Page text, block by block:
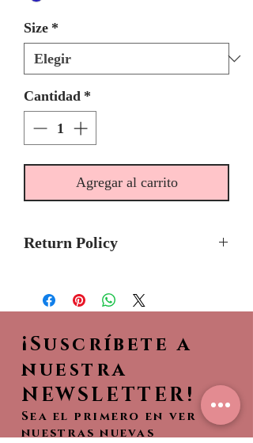
Size *
Cantidad *
Agregar al carrito
Return Policy
¡Suscríbete a
nuestra
NEWSLETTER!
Sea el primero en ver
nuestras nuevas